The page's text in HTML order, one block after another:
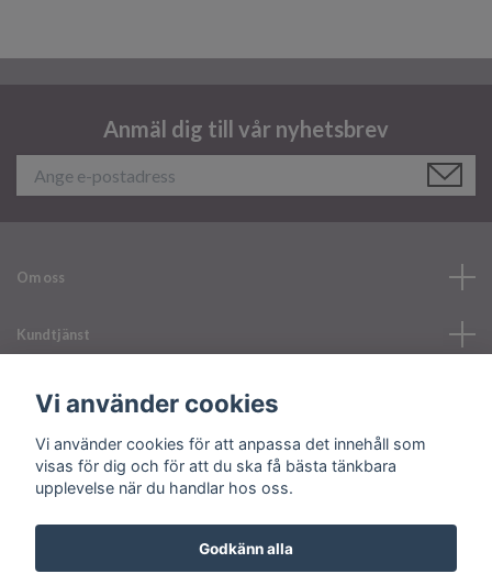
Anmäl dig till vår nyhetsbrev
Om oss
Kundtjänst
Läs mer
Sociala medier
Vi använder cookies
Vi använder cookies för att anpassa det innehåll som
visas för dig och för att du ska få bästa tänkbara
upplevelse när du handlar hos oss.
Godkänn alla